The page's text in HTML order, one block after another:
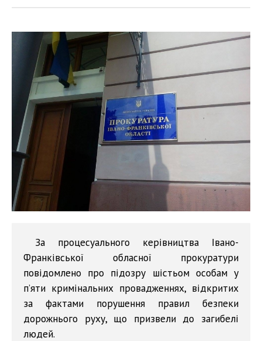
За процесуального керівництва Івано-
Франківської обласної прокуратури
повідомлено про підозру шістьом особам у
п’яти кримінальних провадженнях, відкритих
за фактами порушення правил безпеки
дорожнього руху, що призвели до загибелі
людей.